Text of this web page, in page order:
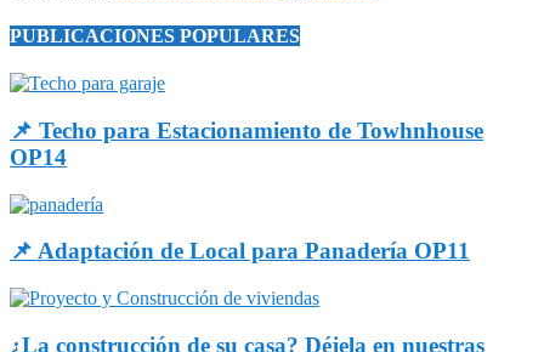
PUBLICACIONES POPULARES
📌 Techo para Estacionamiento de Towhnhouse
OP14
📌 Adaptación de Local para Panadería OP11
¿La construcción de su casa? Déjela en nuestras